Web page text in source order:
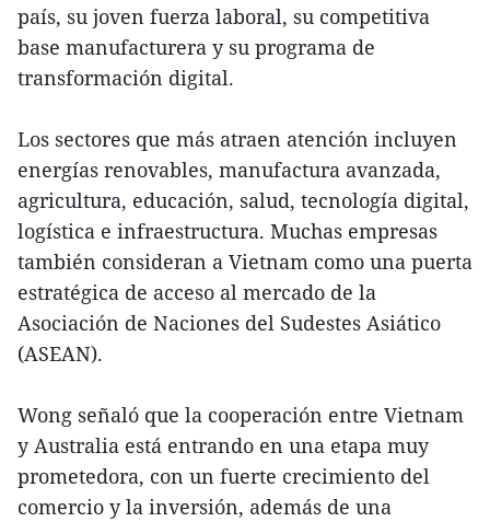
país, su joven fuerza laboral, su competitiva
base manufacturera y su programa de
transformación digital.
Los sectores que más atraen atención incluyen
energías renovables, manufactura avanzada,
agricultura, educación, salud, tecnología digital,
logística e infraestructura. Muchas empresas
también consideran a Vietnam como una puerta
estratégica de acceso al mercado de la
Asociación de Naciones del Sudestes Asiático
(ASEAN).
Wong señaló que la cooperación entre Vietnam
y Australia está entrando en una etapa muy
prometedora, con un fuerte crecimiento del
comercio y la inversión, además de una